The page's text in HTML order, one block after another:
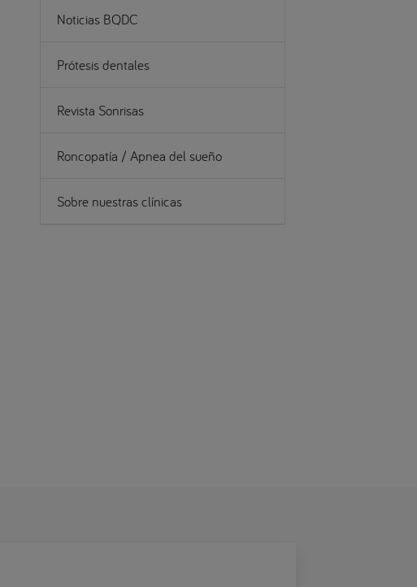
Noticias BQDC
Prótesis dentales
Revista Sonrisas
Roncopatía / Apnea del sueño
Sobre nuestras clínicas